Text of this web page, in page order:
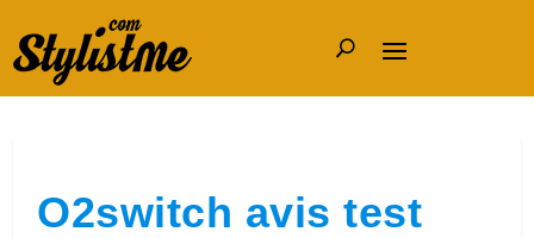
O2switch avis test